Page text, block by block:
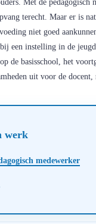
Met de
terecht. Maar er is
niet goed
een instelling in de
de basisschool, het
uit voor de docent,
werk
medewerker